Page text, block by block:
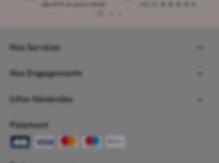
dès 49 € en point retrait
Nos Services
Nos Engagements
Infos Générales
Paiement